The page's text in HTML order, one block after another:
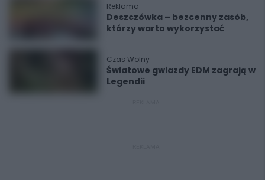
Reklama
Deszczówka – bezcenny zasób,
którzy warto wykorzystać
Czas Wolny
Światowe gwiazdy EDM zagrają w
Legendii